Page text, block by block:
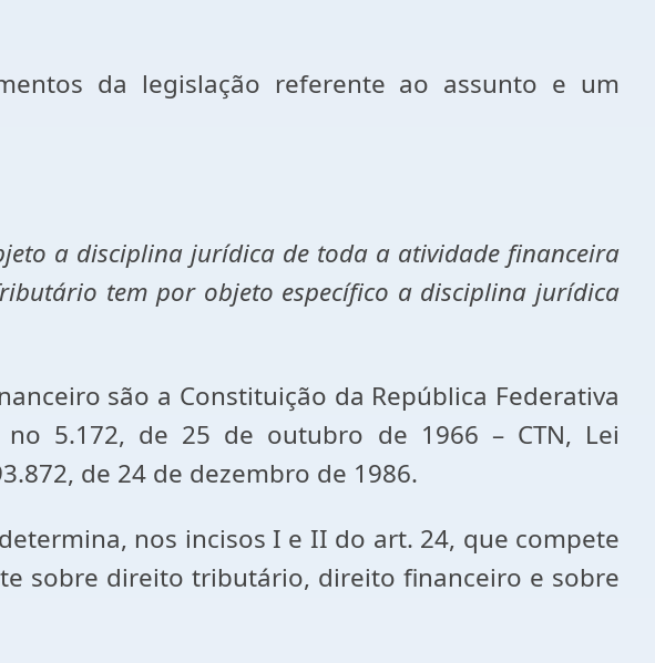
da legislação referente ao assunto e um
a disciplina jurídica de toda a atividade financeira
tem por objeto específico a disciplina jurídica
são a Constituição da República Federativa
5.172, de 25 de outubro de 1966 – CTN, Lei
de 24 de dezembro de 1986.
nos incisos I e II do art. 24, que compete
sobre direito tributário, direito financeiro e sobre